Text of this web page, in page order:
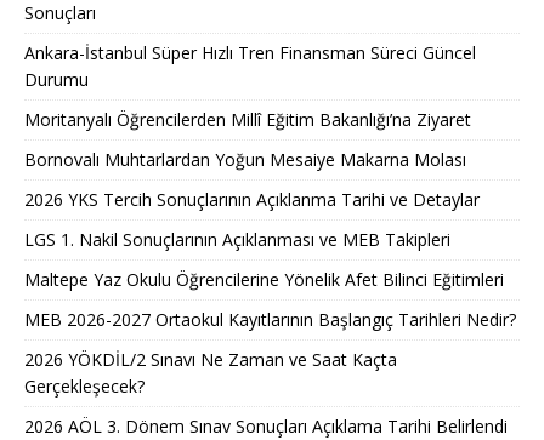
Sonuçları
Ankara-İstanbul Süper Hızlı Tren Finansman Süreci Güncel
Durumu
Moritanyalı Öğrencilerden Millî Eğitim Bakanlığı’na Ziyaret
Bornovalı Muhtarlardan Yoğun Mesaiye Makarna Molası
2026 YKS Tercih Sonuçlarının Açıklanma Tarihi ve Detaylar
LGS 1. Nakil Sonuçlarının Açıklanması ve MEB Takipleri
Maltepe Yaz Okulu Öğrencilerine Yönelik Afet Bilinci Eğitimleri
MEB 2026-2027 Ortaokul Kayıtlarının Başlangıç Tarihleri Nedir?
2026 YÖKDİL/2 Sınavı Ne Zaman ve Saat Kaçta
Gerçekleşecek?
2026 AÖL 3. Dönem Sınav Sonuçları Açıklama Tarihi Belirlendi